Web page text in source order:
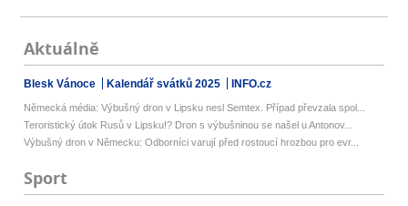
Aktuálně
Blesk Vánoce Kalendář svátků 2025 INFO.cz
Německá média: Výbušný dron v Lipsku nesl Semtex. Případ převzala spol...
Teroristický útok Rusů v Lipsku!? Dron s výbušninou se našel u Antonov...
Výbušný dron v Německu: Odborníci varují před rostoucí hrozbou pro evr...
Sport